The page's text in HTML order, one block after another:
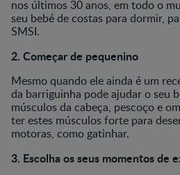
nos últimos 30 anos, em todo o
seu bebé de costas para dormir,
SMSI.
2. Começar de pequenino
Mesmo quando ele ainda é um
da barriguinha pode ajudar o seu
músculos da cabeça, pescoço e
ter estes músculos forte para
motoras, como gatinhar.
3. Escolha os seus momentos de